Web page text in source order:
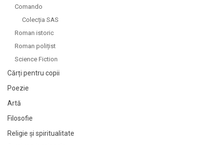
Comando
Colecția SAS
Roman istoric
Roman polițist
Science Fiction
Cărți pentru copii
Poezie
Artă
Filosofie
Religie și spiritualitate